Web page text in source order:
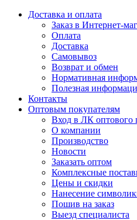
Доставка и оплата
Заказ в Интернет-
Оплата
Доставка
Самовывоз
Возврат и обмен
Нормативная
Полезная
Контакты
Оптовым покупателям
Вход в ЛК оптового
О компании
Производство
Новости
Заказать оптом
Комплексные
Цены и скидки
Нанесение
Пошив на заказ
Выезд специалиста